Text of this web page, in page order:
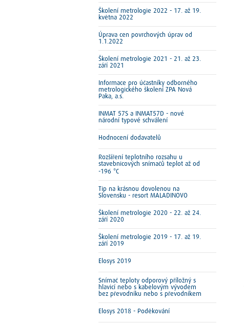
Školení metrologie 2022 - 17. až 19.
května 2022
Úprava cen povrchových úprav od
1.1.2022
Školení metrologie 2021 - 21. až 23.
září 2021
Informace pro účastníky odborného
metrologického školení ZPA Nová
Paka, a.s.
INMAT 57S a INMAT57D - nové
národní typové schválení
Hodnocení dodavatelů
Rozšíření teplotního rozsahu u
stavebnicových snímačů teplot až od
-196 °C
Tip na krásnou dovolenou na
Slovensku - resort MALADINOVO
Školení metrologie 2020 - 22. až 24.
září 2020
Školení metrologie 2019 - 17. až 19.
září 2019
Elosys 2019
Snímač teploty odporový příložný s
hlavicí nebo s kabelovým vývodem
bez převodníku nebo s převodníkem
Elosys 2018 - Poděkování